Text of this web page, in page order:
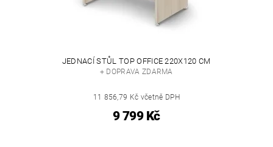
JEDNACÍ STŮL TOP OFFICE 220X120 CM
+ DOPRAVA ZDARMA
11 856,79 Kč včetně DPH
9 799 Kč